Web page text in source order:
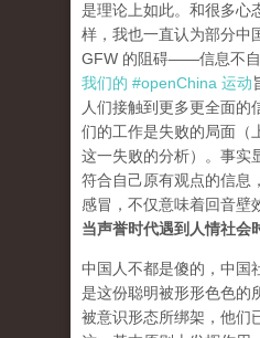
是理论上如此。和很多心
样，我也一直认为部分中
GFW 的阻碍——信息不自
我们的 #openChina 运动
人们接触到更多更全面的
们的工作是失败的局面（
这一失败的分析）。事实
符合自己原有观点的信息
感冒，不仅意味着回音壁
当声誉时代遇到人情社会
中国人不都是傻的，中国
是这份聪明被形形色色的
被意识形态所绑架，他们